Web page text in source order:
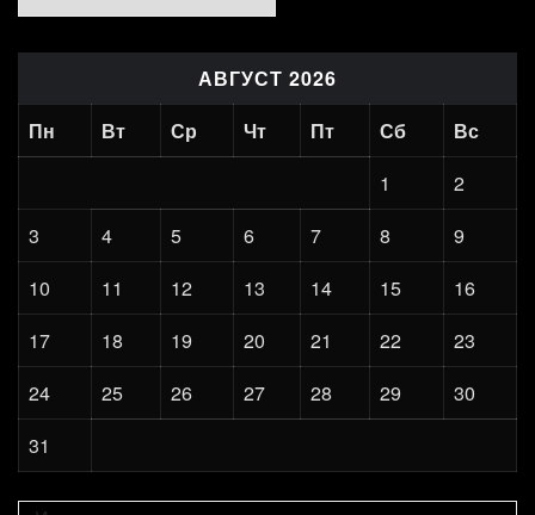
АВГУСТ 2026
Пн
Вт Ср Чт Пт Сб
Вс
1
2
3
4 5 6 7 8
9
10
11 12 13 14 15
16
17
18 19 20 21 22
23
24
25 26 27 28 29
30
31